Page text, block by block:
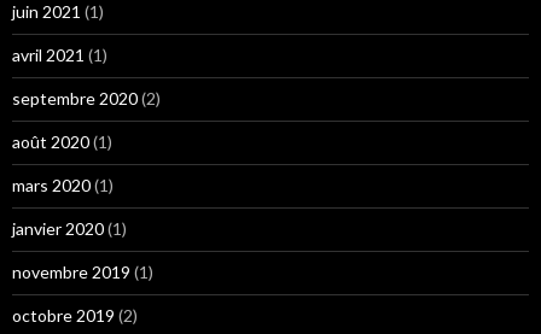
juin 2021 (1)
avril 2021 (1)
septembre 2020(2)
août 2020(1)
mars 2020(1)
janvier 2020(1)
novembre 2019 (1)
octobre 2019 (2)